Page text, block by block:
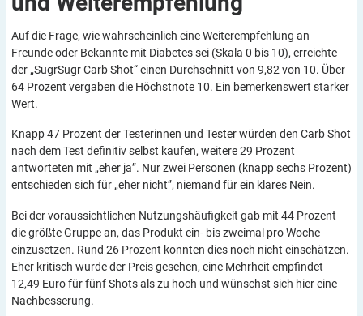
Auf die Frage, wie wahrscheinlich eine Weiterempfehlung an
Freunde oder Bekannte mit Diabetes sei (Skala 0 bis 10), erreichte
der „SugrSugr Carb Shot“ einen Durchschnitt von 9,82 von 10. Über
64 Prozent vergaben die Höchstnote 10. Ein bemerkenswert starker
Wert.
Knapp 47 Prozent der Testerinnen und Tester würden den Carb Shot
nach dem Test definitiv selbst kaufen, weitere 29 Prozent
antworteten mit „eher ja”. Nur zwei Personen (knapp sechs Prozent)
entschieden sich für „eher nicht”, niemand für ein klares Nein.
Bei der voraussichtlichen Nutzungshäufigkeit gab mit 44 Prozent
die größte Gruppe an, das Produkt ein- bis zweimal pro Woche
einzusetzen. Rund 26 Prozent konnten dies noch nicht einschätzen.
Eher kritisch wurde der Preis gesehen, eine Mehrheit empfindet
12,49 Euro für fünf Shots als zu hoch und wünschst sich hier eine
Nachbesserung.